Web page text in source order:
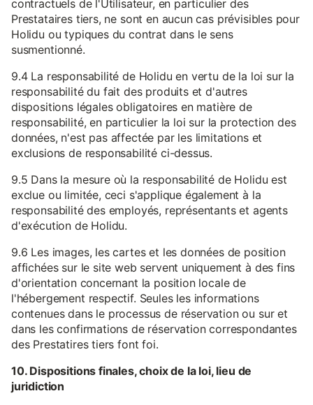
contractuels de l'Utilisateur, en particulier des
Prestataires tiers, ne sont en aucun cas prévisibles pour
Holidu ou typiques du contrat dans le sens
susmentionné.
9.4 La responsabilité de Holidu en vertu de la loi sur la
responsabilité du fait des produits et d'autres
dispositions légales obligatoires en matière de
responsabilité, en particulier la loi sur la protection des
données, n'est pas affectée par les limitations et
exclusions de responsabilité ci-dessus.
9.5 Dans la mesure où la responsabilité de Holidu est
exclue ou limitée, ceci s'applique également à la
responsabilité des employés, représentants et agents
d'exécution de Holidu.
9.6 Les images, les cartes et les données de position
affichées sur le site web servent uniquement à des fins
d'orientation concernant la position locale de
l'hébergement respectif. Seules les informations
contenues dans le processus de réservation ou sur et
dans les confirmations de réservation correspondantes
des Prestatires tiers font foi.
10. Dispositions finales, choix de la loi, lieu de
juridiction